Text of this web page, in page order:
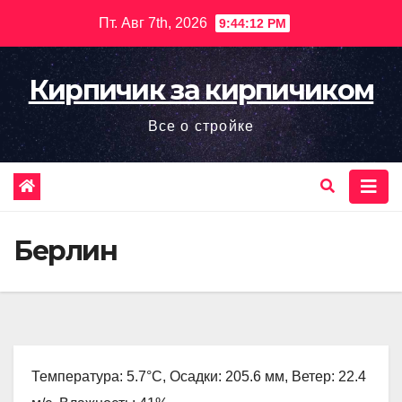
содержимому
Пт. Авг 7th, 2026 9:44:13 PM
Кирпичик за кирпичиком
Все о стройке
Берлин
Температура: 5.7°C, Осадки: 205.6 мм, Ветер: 22.4